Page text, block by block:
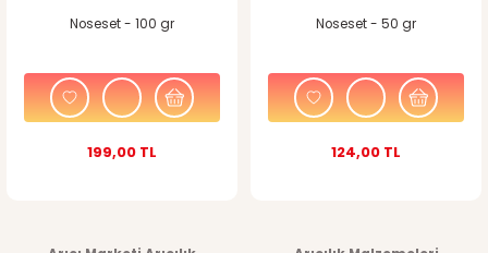
Noseset - 100 gr
199,00 TL
Noseset - 50 gr
124,00 TL